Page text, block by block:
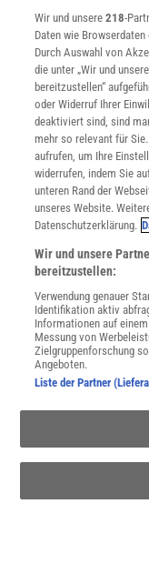
Plattentektonik
Nicht immer sah die
Milliarden Jahren über
gewaltigen Kräften im
Wir und unsere218-
Daten wie
Durch Auswahl von
die unter „Wir und
bereitzustellen“
oder Widerruf Ihrer
deaktiviert sind, sind
mehr so relevant für
aufrufen, um Ihre
widerrufen, indem Sie
unteren Rand der
unseres Website.
Datenschutzerklärung.
Wir und unsere
bereitzustellen:
Verwendung genauer
Identifikation aktiv
Informationen auf
Messung von
Zielgruppenforschung
Angeboten.
Liste der Partner